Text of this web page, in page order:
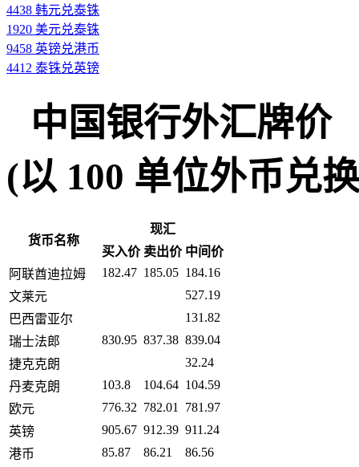
4438 韩元兑泰铢
1920 美元兑泰铢
9458 英镑兑港币
4412 泰铢兑英镑
中国银行外汇牌价
(以 100 单位外币兑
货币名称
现汇
买入价 卖出价 中间价
阿联酋迪拉姆
182.47 185.05 184.16
文莱元
527.19
巴西雷亚尔
131.82
瑞士法郎
830.95 837.38 839.04
捷克克朗
32.24
丹麦克朗
103.8 104.64 104.59
欧元
776.32 782.01
781.97
英镑
905.67 912.39 911.24
港币
85.87 86.21
86.56